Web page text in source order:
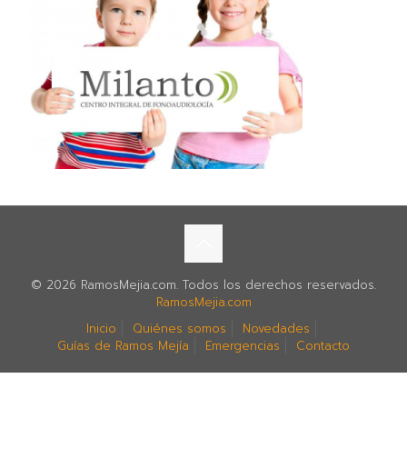
© 2026 RamosMejia.com. Todos los derechos reservados.
RamosMejia.com
Inicio
Quiénes somos
Novedades
Guías de Ramos Mejía
Emergencias Contacto